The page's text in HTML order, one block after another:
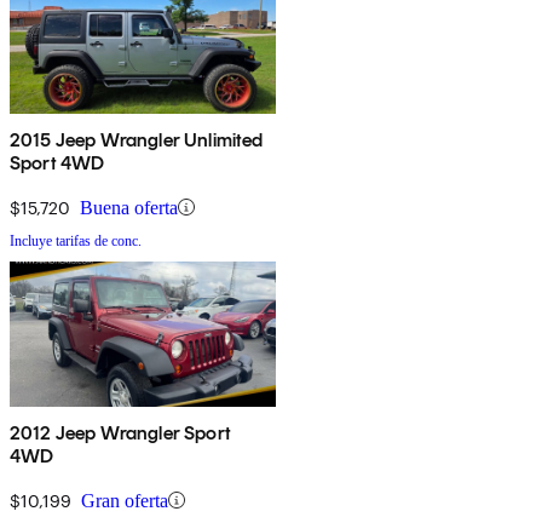
2015 Jeep Wrangler Unlimited
Sport 4WD
$15,720 Buena oferta
Incluye tarifas de conc.
2012 Jeep Wrangler Sport
4WD
$10,199 Gran oferta